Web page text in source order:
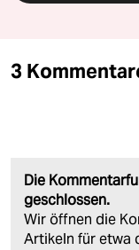
3
Die
geschlossen.
Wir öffnen die
Artikeln für etwa